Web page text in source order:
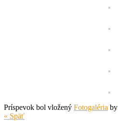
Príspevok bol vložený Fotogaléria by
« Späť